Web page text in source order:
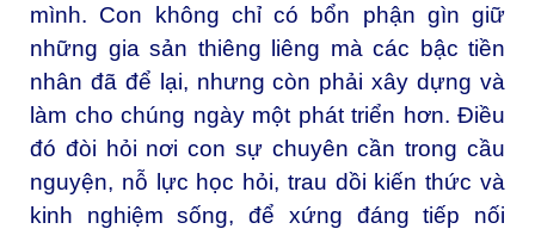
mình. Con không chỉ có bổn phận gìn giữ
những gia sản thiêng liêng mà các bậc tiền
nhân đã để lại, nhưng còn phải xây dựng và
làm cho chúng ngày một phát triển hơn. Điều
đó đòi hỏi nơi con sự chuyên cần trong cầu
nguyện, nỗ lực học hỏi, trau dồi kiến thức và
kinh nghiệm sống, để xứng đáng tiếp nối